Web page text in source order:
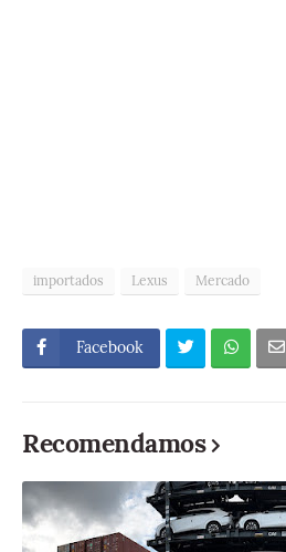
importados Lexus Mercado
Facebook
Recomendamos